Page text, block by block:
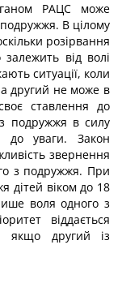
РАЦС може
В цілому
розірвання
від волі
ситуації, коли
другий не може в
ставлення до
подружжя в силу
до уваги. Закон
звернення
з подружжя. При
дітей віком до 18
воля одного з
віддається
якщо другий із